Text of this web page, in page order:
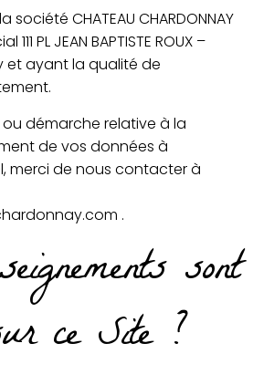
CHATEAU CHARDONNAY
PL JEAN BAPTISTE ROUX –
et ayant la qualité de
démarche relative à la
de vos données à
merci de nous contacter à
.
sont
ce Site ?